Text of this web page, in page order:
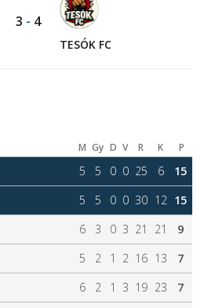
3 - 4
TESÓK FC
M Gy D V R K P
5 5 0 0 25 6
15
5 5 0 0 30 12 15
6 3 0 3 21 21
9
5 2 1 2 16 13
7
6 2 1 3 19 23
7